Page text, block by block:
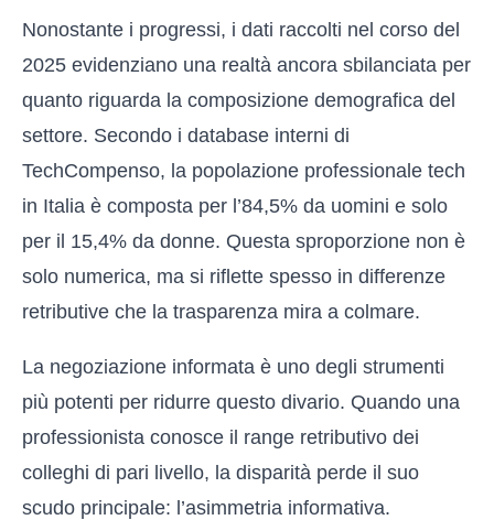
Nonostante i progressi, i dati raccolti nel corso del
2025 evidenziano una realtà ancora sbilanciata per
quanto riguarda la composizione demografica del
settore. Secondo i database interni di
TechCompenso, la popolazione professionale tech
in Italia è composta per l’84,5% da uomini e solo
per il 15,4% da donne. Questa sproporzione non è
solo numerica, ma si riflette spesso in differenze
retributive che la trasparenza mira a colmare.
La negoziazione informata è uno degli strumenti
più potenti per ridurre questo divario. Quando una
professionista conosce il range retributivo dei
colleghi di pari livello, la disparità perde il suo
scudo principale: l’asimmetria informativa.